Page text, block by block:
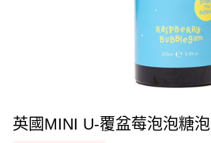
英國MINI U-覆盆莓泡泡糖